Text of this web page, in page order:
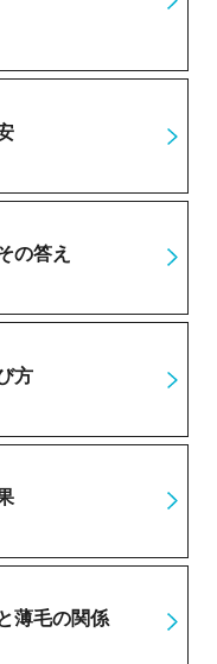
の答え
方
薄毛の関係